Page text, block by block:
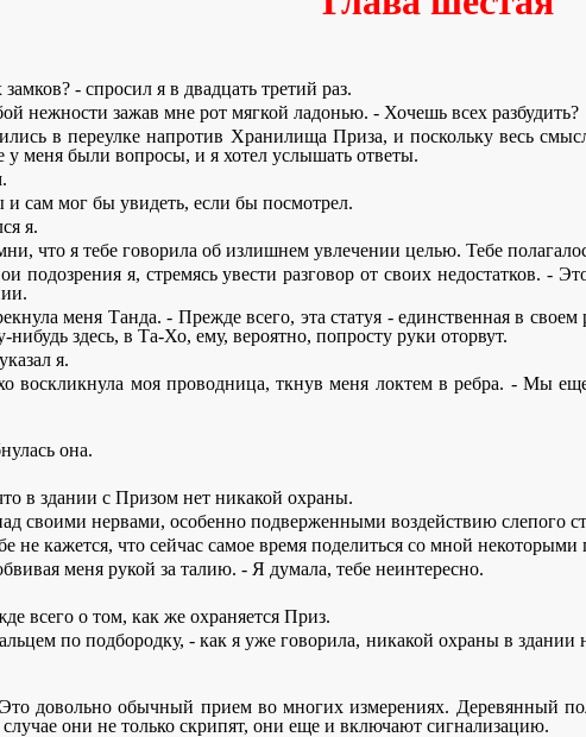
- спросил я в двадцать третий раз.
нежности зажав мне рот мягкой ладонью. - Хочешь всех разбудить?
в переулке напротив Хранилища Приза, и поскольку весь
меня были вопросы, и я хотел услышать ответы.
сам мог бы увидеть, если бы посмотрел.
я.
что я тебе говорила об излишнем увлечении целью. Тебе
подозрения я, стремясь увести разговор от своих недостатков. -
меня Танда. - Прежде всего, эта статуя - единственная в
здесь, в Та-Хо, ему, вероятно, попросту руки оторвут.
я.
воскликнула моя проводница, ткнув меня локтем в ребра. - Мы
она.
в здании с Призом нет никакой охраны.
своими нервами, особенно подверженными воздействию слепого
не кажется, что сейчас самое время поделиться со мной
меня рукой за талию. - Я думала, тебе неинтересно.
всего о том, как же охраняется Приз.
по подбородку, - как я уже говорила, никакой охраны в
довольно обычный прием во многих измерениях. Деревянный
они не только скрипят, они еще и включают сигнализацию.